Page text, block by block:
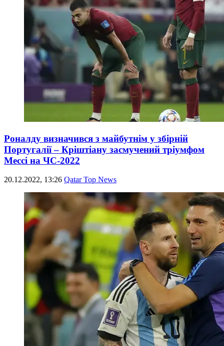
Роналду визначився з майбутнім у збірній
Португалії – Кріштіану засмучений тріумфом
Мессі на ЧС-2022
20.12.2022, 13:26 Qatar Top News